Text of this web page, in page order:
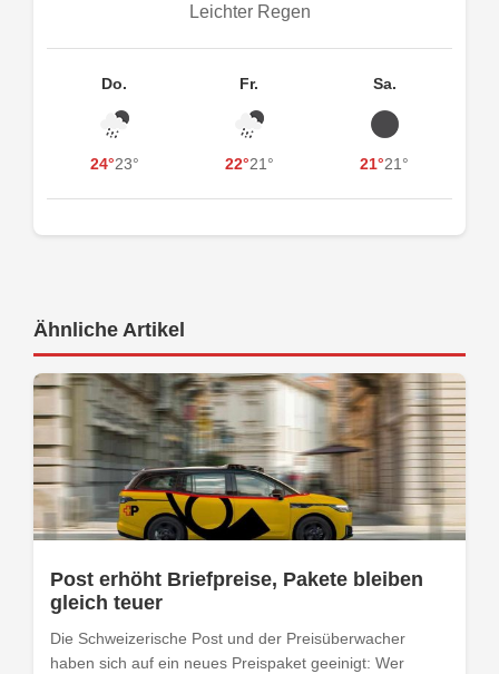
Leichter Regen
Do.
24°23°
Fr.
22°21°
Sa.
21°21°
Ähnliche Artikel
Post erhöht Briefpreise, Pakete bleiben
gleich teuer
Die Schweizerische Post und der Preisüberwacher
haben sich auf ein neues Preispaket geeinigt: Wer